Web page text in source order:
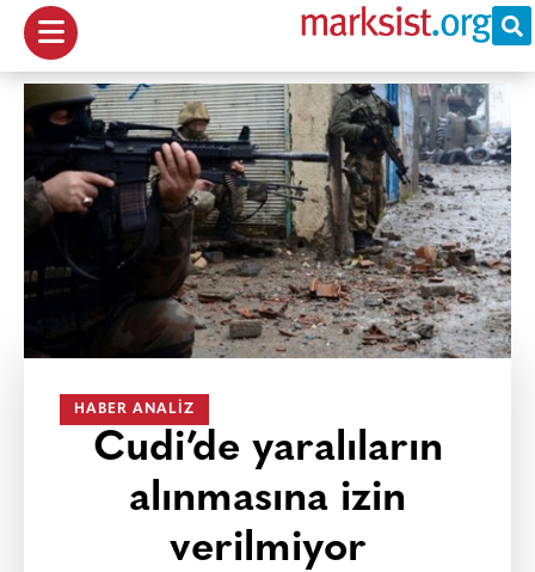
HABER ANALIZ
Cudi’de yaralıların
alınmasına izin
verilmiyor